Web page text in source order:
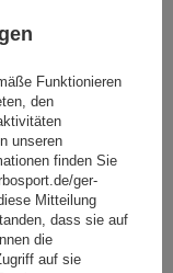
Funktionieren
den
unseren
finden Sie
ger-
Mitteilung
dass sie auf
die
auf sie